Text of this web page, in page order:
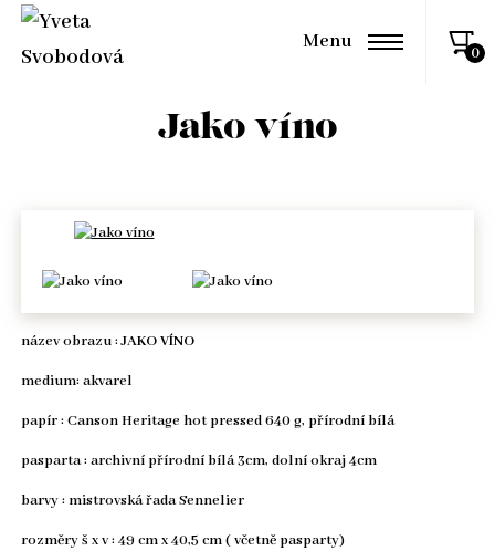
Menu
Jako víno
název obrazu :JAKO VÍNO
medium: akvarel
papír : Canson Heritage hot pressed 640 g, přírodní bílá
pasparta : archivní přírodní bílá 3cm, dolní okraj 4cm
barvy : mistrovská řada Sennelier
rozměry š x v : 49 cm x 40,5 cm ( včetně pasparty)